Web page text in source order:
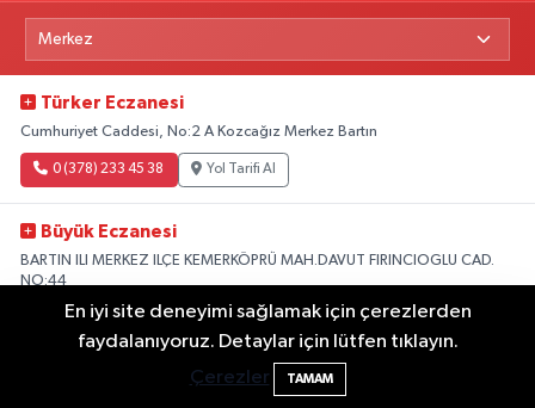
Türker Eczanesi
Cumhuriyet Caddesi, No:2 A Kozcağız Merkez Bartın
0 (378) 233 45 38 Yol Tarifi Al
Büyük Eczanesi
BARTIN ILI MERKEZ ILÇE KEMERKÖPRÜ MAH.DAVUT FIRINCIOGLU CAD.
NO:44
0 (378) 228 00 36 Yol Tarifi Al
En iyi site deneyimi sağlamak için çerezlerden
faydalanıyoruz. Detaylar için lütfen tıklayın.
Çerezler
TAMAM
2 Buzağı Hediyeli Bal Festivalinde Hande
Ünsal Sahne Alacak